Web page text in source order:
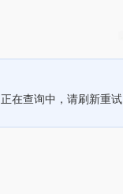
正在查询中，请刷新重试